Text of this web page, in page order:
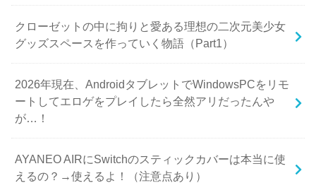
クローゼットの中に拘りと愛ある理想の二次元美少女
グッズスペースを作っていく物語（Part1）
2026年現在、AndroidタブレットでWindowsPCをリモ
ートしてエロゲをプレイしたら全然アリだったんや
が…！
AYANEO AIRにSwitchのスティックカバーは本当に使
えるの？→使えるよ！（注意点あり）